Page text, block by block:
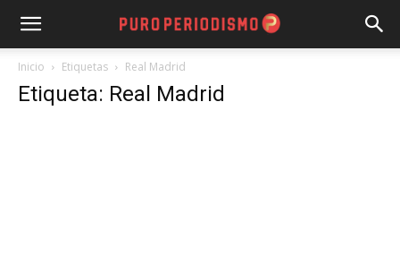
Inicio Etiquetas Real Madrid
Etiqueta: Real Madrid